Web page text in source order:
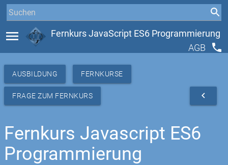
menu
Fernkurs JavaScript ES6 Programmierung
AGB
phone
AUSBILDUNG FERNKURSE
FRAGE ZUM FERNKURS navigate_before
Fernkurs Javascript ES6
Programmierung